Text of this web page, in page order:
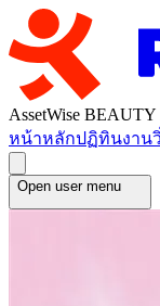
AssetWise
หน้าหลักปฏิทินงาน
Open user menu